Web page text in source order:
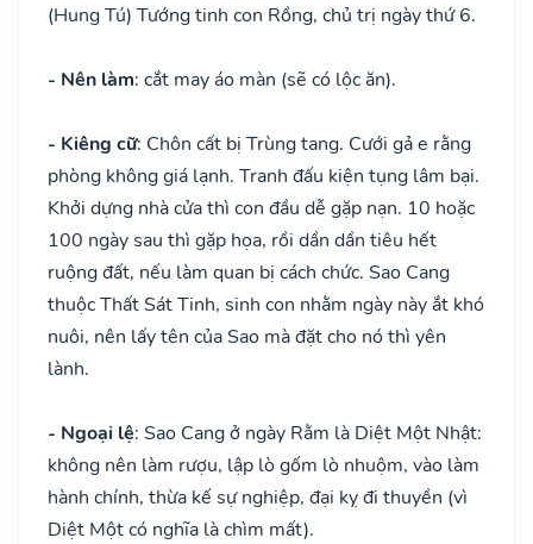
(Hung Tú) Tướng tinh con Rồng, chủ trị ngày thứ 6.
- Nên làm: cắt may áo màn (sẽ có lộc ăn).
- Kiêng cữ: Chôn cất bị Trùng tang. Cưới gả e rằng
phòng không giá lạnh. Tranh đấu kiện tụng lâm bại.
Khởi dựng nhà cửa thì con đầu dễ gặp nạn. 10 hoặc
100 ngày sau thì gặp họa, rồi dần dần tiêu hết
ruộng đất, nếu làm quan bị cách chức. Sao Cang
thuộc Thất Sát Tinh, sinh con nhằm ngày này ắt khó
nuôi, nên lấy tên của Sao mà đặt cho nó thì yên
lành.
- Ngoại lệ: Sao Cang ở ngày Rằm là Diệt Một Nhật:
không nên làm rượu, lập lò gốm lò nhuộm, vào làm
hành chính, thừa kế sự nghiệp, đại kỵ đi thuyền (vì
Diệt Một có nghĩa là chìm mất).